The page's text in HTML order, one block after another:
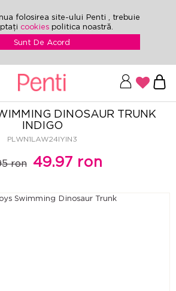
folosirea site-ului Penti , trebuie
cookies politica noastră.
Sunt De Acord
DINOSAUR TRUNK
INDIGO
PLWN1LAW24IYIN3
ron 49.97 ron